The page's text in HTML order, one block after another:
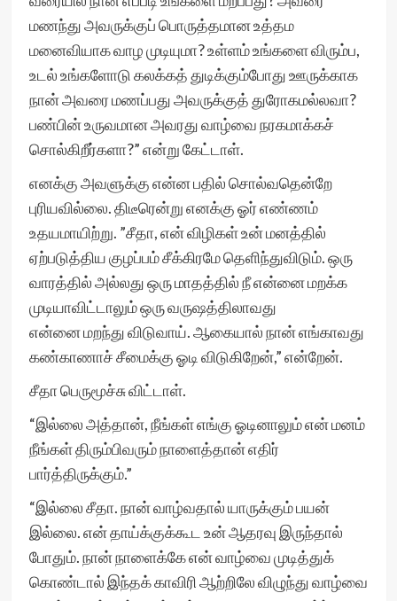
மணந்து அவருக்குப் பொருத்தமான உத்தம
மனைவியாக வாழ முடியுமா? உள்ளம் உங்களை விரும்ப,
உடல் உங்களோடு கலக்கத் துடிக்கும்போது ஊருக்காக
நான் அவரை மணப்பது அவருக்குத் துரோகமல்லவா?
பண்பின் உருவமான அவரது வாழ்வை நரகமாக்கச்
சொல்கிறீர்களா?” என்று கேட்டாள்.
எனக்கு அவளுக்கு என்ன பதில் சொல்வதென்றே
புரியவில்லை. திடீரென்று எனக்கு ஓர் எண்ணம்
உதயமாயிற்று. ”சீதா, என் விழிகள் உன் மனத்தில்
ஏற்படுத்திய குழப்பம் சீக்கிரமே தெளிந்துவிடும். ஒரு
வாரத்தில் அல்லது ஒரு மாதத்தில் நீ என்னை மறக்க
முடியாவிட்டாலும் ஒரு வருஷத்திலாவது
என்னை மறந்து விடுவாய். ஆகையால் நான் எங்காவது
கண்காணாச் சீமைக்கு ஓடி விடுகிறேன்,” என்றேன்.
சீதா பெருமூச்சு விட்டாள்.
“இல்லை அத்தான், நீங்கள் எங்கு ஓடினாலும் என் மனம்
நீங்கள் திரும்பிவரும் நாளைத்தான் எதிர்
பார்த்திருக்கும்.”
“இல்லை சீதா. நான் வாழ்வதால் யாருக்கும் பயன்
இல்லை. என் தாய்க்குக்கூட உன் ஆதரவு இருந்தால்
போதும். நான் நாளைக்கே என் வாழ்வை முடித்துக்
கொண்டால் இந்தக் காவிரி ஆற்றிலே விழுந்து வாழ்வை